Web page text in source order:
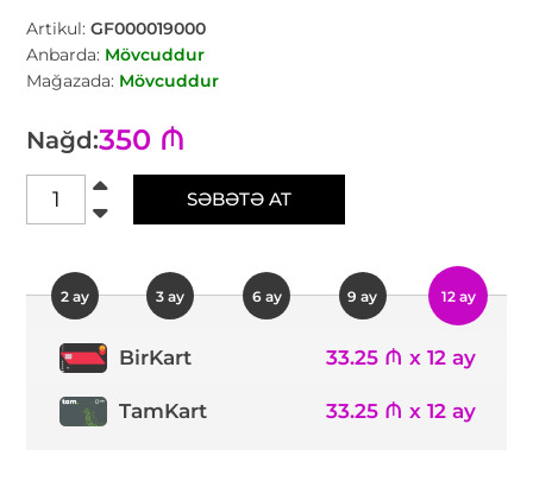
Artikul:GF000019000
Anbarda: Mövcuddur
Mağazada: Mövcuddur
Nağd:350 ₼
SƏBƏTƏ AT
2 ay 3 ay 6 ay 9 ay 12 ay
BirKart 33.25 ₼ x 12 ay
TamKart 33.25 ₼ x 12 ay